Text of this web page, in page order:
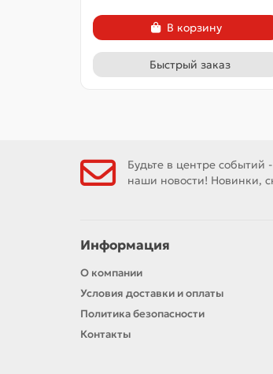
В корзину
Быстрый заказ
Будьте в центре событий
наши новости! Новинки,
Информация
О компании
Условия доставки и оплаты
Политика безопасности
Контакты